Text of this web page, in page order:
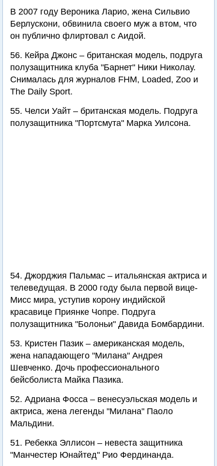
В 2007 году Вероника Ларио, жена Сильвио
Берлускони, обвинила своего муж а втом, что
он публично флиртовал с Аидой.
56. Кейра Джонс – британская модель, подруга
полузащитника клуба "Барнет" Ники Николау.
Снималась для журналов FHM, Loaded, Zoo и
The Daily Sport.
55. Челси Уайт – британская модель. Подруга
полузащитника "Портсмута" Марка Уилсона.
54. Джорджия Пальмас – итальянская актриса и
телеведущая. В 2000 году была первой вице-
Мисс мира, уступив корону индийской
красавице Приянке Чопре. Подруга
полузащитника "Болоньи" Давида Бомбардини.
53. Кристен Пазик – американская модель,
жена нападающего "Милана" Андрея
Шевченко. Дочь профессионального
бейсболиста Майка Пазика.
52. Адриана Фосса – венесуэльская модель и
актриса, жена легенды "Милана" Паоло
Мальдини.
51. Ребекка Эллисон – невеста защитника
"Манчестер Юнайтед" Рио Фердинанда.